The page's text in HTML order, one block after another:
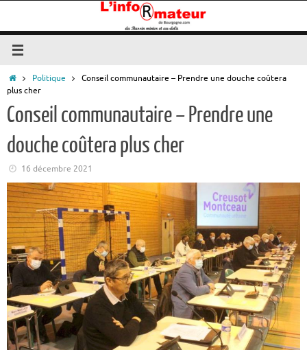
contenu
AccueilPolitique
Conseil communautaire – Prendre une douche coûtera
plus cher
Conseil communautaire – Prendre une
douche coûtera plus cher
16 décembre 2021